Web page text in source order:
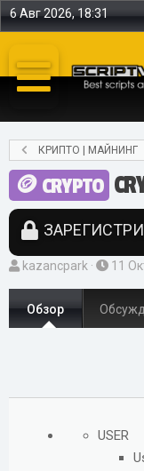
6 Авг 2026, 18:31
КРИПТО | МАЙНИНГ
CRYPTO
А
в
т
о
kazancpark
Д
а
т
а
а
11
Обзор
USER